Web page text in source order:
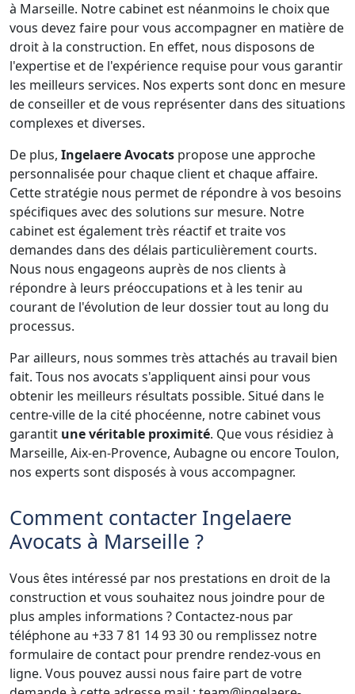
à Marseille. Notre cabinet est néanmoins le choix que
vous devez faire pour vous accompagner en matière de
droit à la construction. En effet, nous disposons de
l'expertise et de l'expérience requise pour vous garantir
les meilleurs services. Nos experts sont donc en mesure
de conseiller et de vous représenter dans des situations
complexes et diverses.
De plus, Ingelaere Avocats propose une approche
personnalisée pour chaque client et chaque affaire.
Cette stratégie nous permet de répondre à vos besoins
spécifiques avec des solutions sur mesure. Notre
cabinet est également très réactif et traite vos
demandes dans des délais particulièrement courts.
Nous nous engageons auprès de nos clients à
répondre à leurs préoccupations et à les tenir au
courant de l'évolution de leur dossier tout au long du
processus.
Par ailleurs, nous sommes très attachés au travail bien
fait. Tous nos avocats s'appliquent ainsi pour vous
obtenir les meilleurs résultats possible. Situé dans le
centre-ville de la cité phocéenne, notre cabinet vous
garantit une véritable proximité. Que vous résidiez à
Marseille, Aix-en-Provence, Aubagne ou encore Toulon,
nos experts sont disposés à vous accompagner.
Comment contacter Ingelaere
Avocats à Marseille ?
Vous êtes intéressé par nos prestations en droit de la
construction et vous souhaitez nous joindre pour de
plus amples informations ? Contactez-nous par
téléphone au +33 7 81 14 93 30 ou remplissez notre
formulaire de contact pour prendre rendez-vous en
ligne. Vous pouvez aussi nous faire part de votre